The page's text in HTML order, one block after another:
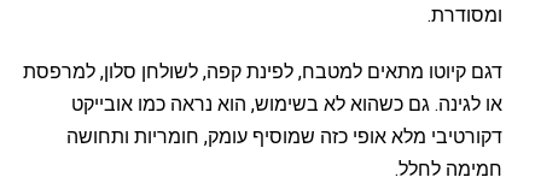
ומסודרת.
דגם קיוטו מתאים למטבח, לפינת קפה, לשולחן סלון, למרפסת
או לגינה. גם כשהוא לא בשימוש, הוא נראה כמו אובייקט
דקורטיבי מלא אופי כזה שמוסיף עומק, חומריות ותחושה
חמימה לחלל.